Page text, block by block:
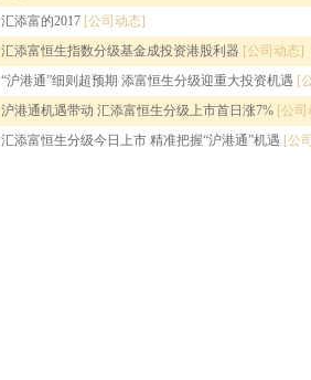
汇添富的2017 [公司动态]
汇添富恒生指数分级基金成投资港股利器 [公司动态]
“沪港通”细则超预期 添富恒生分级迎重大投资机遇 [
沪港通机遇带动 汇添富恒生分级上市首日涨7% [公
汇添富恒生分级今日上市 精准把握“沪港通”机遇 [公